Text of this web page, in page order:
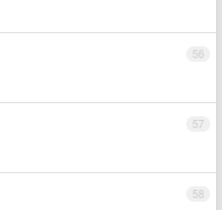
56
57
58